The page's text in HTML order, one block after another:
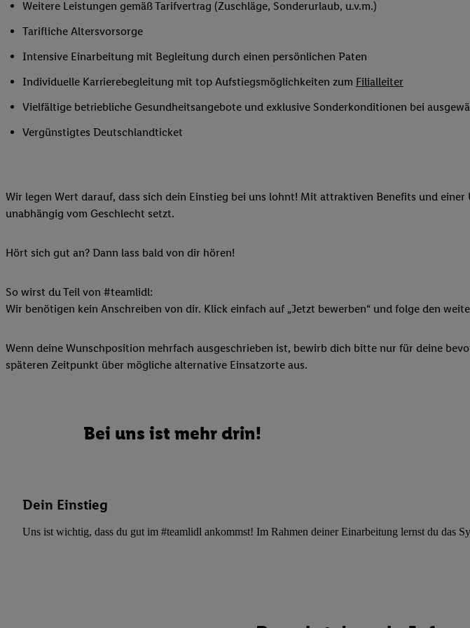
Weitere Leistungen gemäß Tarifvertrag (Zuschläge, Sonderurlaub, u.v.m.)
Tarifliche Altersvorsorge
Intensive Einarbeitung mit Begleitung durch einen persönlichen Paten
Individuelle Karrierebegleitung mit top Aufstiegsmöglichkeiten zum Filialleiter
Vielfältige betriebliche Gesundheitsangebote und exklusive Sonderkonditionen bei
Vergünstigtes Deutschlandticket
Wir legen Wert darauf, dass sich dein Einstieg bei uns lohnt! Mit attraktiven Benefits und
unabhängig vom Geschlecht setzt.
Hört sich gut an? Dann lass bald von dir hören!
So wirst du Teil von #teamlidl:
Wir benötigen kein Anschreiben von dir. Klick einfach auf „Jetzt bewerben“ und folge den
Wenn deine Wunschposition mehrfach ausgeschrieben ist, bewirb dich bitte nur für deine
späteren Zeitpunkt über mögliche alternative Einsatzorte aus.
Bei uns ist mehr drin!
Dein Einstieg
Uns ist wichtig, dass du gut im #teamlidl ankommst! Im Rahmen deiner Einarbeitung lernst du das
Ihnen personalisierte Werbung auszuspielen. Hierzu wird
Technologie in den Lidl-Diensten einzusetzen. Utiq prüft
Sie verfügbar ist. Wenn das der Fall ist, gibt Utiq Ihre IP-
werden diese Kennung verwenden, um Sie
(„consenthub“)oder über „Anpassen“/„Nutzung der
Durch einen Klick auf „Ablehnen“ können Sie nur den
Datenschutzbestimmungen.Die Impressen finden Sie
und Funktionen im Rahmen des Einsatzes des IAB TCF
Gewährleistung der Sicherheit, Verhinderung und
Technologie für digitales Marketing, sowie: